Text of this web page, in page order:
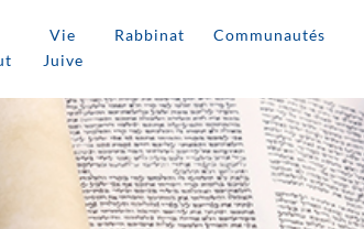
Vie
Juive
Rabbinat Communautés